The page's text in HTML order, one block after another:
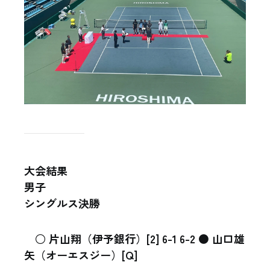
大会結果
男子
シングルス決勝
○ 片山翔（伊予銀行）[2] 6-1 6-2 ● 山口雄
矢（オーエスジー）[Q]